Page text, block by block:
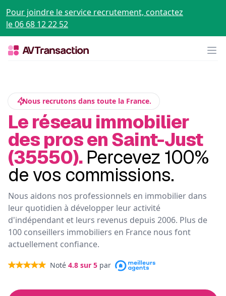
Pour joindre le service recrutement, contactez
le 06 68 12 22 52
Nous recrutons dans toute la France.
Le réseau immobilier
des pros en Saint-Just
(35550). Percevez 100%
de vos commissions.
Nous aidons nos professionnels en immobilier dans
leur quotidien à développer leur activité
d'indépendant et leurs revenus depuis 2006. Plus de
100 conseillers immobiliers en France nous font
actuellement confiance.
Noté 4.8 sur 5 par